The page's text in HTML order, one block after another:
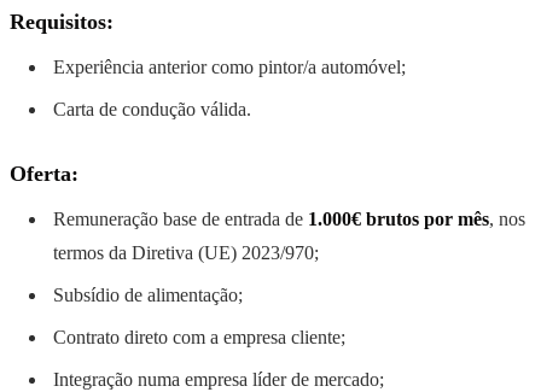
Requisitos:
Experiência anterior como pintor/a automóvel;
Carta de condução válida.
Oferta:
Remuneração base de entrada de 1.000€ brutos por mês, nos
termos da Diretiva (UE) 2023/970;
Subsídio de alimentação;
Contrato direto com a empresa cliente;
Integração numa empresa líder de mercado;